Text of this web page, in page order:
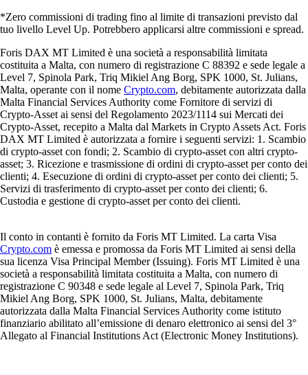
*Zero commissioni di trading fino al limite di transazioni previsto dal
tuo livello Level Up. Potrebbero applicarsi altre commissioni e spread.
Foris DAX MT Limited è una società a responsabilità limitata
costituita a Malta, con numero di registrazione C 88392 e sede legale a
Level 7, Spinola Park, Triq Mikiel Ang Borg, SPK 1000, St. Julians,
Malta, operante con il nome Crypto.com, debitamente autorizzata dalla
Malta Financial Services Authority come Fornitore di servizi di
Crypto-Asset ai sensi del Regolamento 2023/1114 sui Mercati dei
Crypto-Asset, recepito a Malta dal Markets in Crypto Assets Act. Foris
DAX MT Limited è autorizzata a fornire i seguenti servizi: 1. Scambio
di crypto-asset con fondi; 2. Scambio di crypto-asset con altri crypto-
asset; 3. Ricezione e trasmissione di ordini di crypto-asset per conto dei
clienti; 4. Esecuzione di ordini di crypto-asset per conto dei clienti; 5.
Servizi di trasferimento di crypto-asset per conto dei clienti; 6.
Custodia e gestione di crypto-asset per conto dei clienti.
Il conto in contanti è fornito da Foris MT Limited. La carta Visa
Crypto.com è emessa e promossa da Foris MT Limited ai sensi della
sua licenza Visa Principal Member (Issuing). Foris MT Limited è una
società a responsabilità limitata costituita a Malta, con numero di
registrazione C 90348 e sede legale al Level 7, Spinola Park, Triq
Mikiel Ang Borg, SPK 1000, St. Julians, Malta, debitamente
autorizzata dalla Malta Financial Services Authority come istituto
finanziario abilitato all’emissione di denaro elettronico ai sensi del 3°
Allegato al Financial Institutions Act (Electronic Money Institutions).